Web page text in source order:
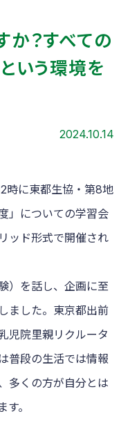
か？すべての
いう環境を
2024.10.14
時に東都生協・第8地
」についての学習会
ッド形式で開催され
）を話し、企画に至
ました。東京都出前
児院里親リクルータ
普段の生活では情報
多くの方が自分とは
。